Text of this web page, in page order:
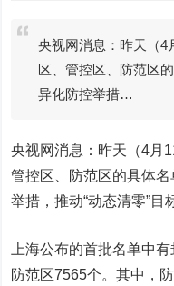
央视网消息：昨天（4
区、管控区、防范区
异化防控举措…
央视网消息：昨天（4月
管控区、防范区的具体
举措，推动“动态清零”目
上海公布的首批名单中
防范区7565个。其中，